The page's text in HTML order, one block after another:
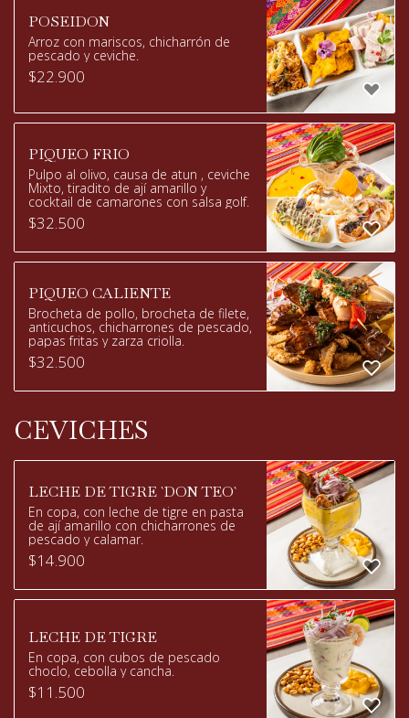
POSEIDON
Arroz con mariscos, chicharrón de
pescado y ceviche.
$22.900
PIQUEO FRIO
Pulpo al olivo, causa de atun , ceviche
Mixto, tiradito de ají amarillo y
cocktail de camarones con salsa golf.
$32.500
PIQUEO CALIENTE
Brocheta de pollo, brocheta de filete,
anticuchos, chicharrones de pescado,
papas fritas y zarza criolla.
$32.500
CEVICHES
LECHE DE TIGRE `DON TEO`
En copa, con leche de tigre en pasta
de ají amarillo con chicharrones de
pescado y calamar.
$14.900
LECHE DE TIGRE
En copa, con cubos de pescado
choclo, cebolla y cancha.
$11.500